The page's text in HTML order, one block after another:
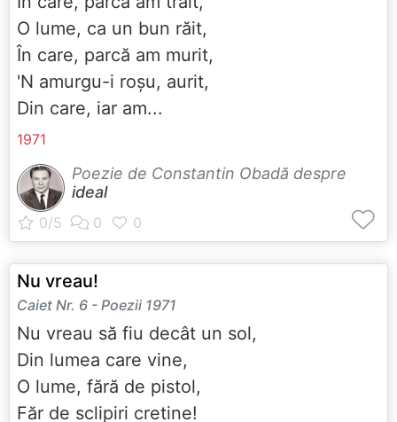
O lume, ca un bun răit,
În care, parcă am murit,
'N amurgu-i roșu, aurit,
Din care, iar am...
1971
Poezie de Constantin Obadă despre
ideal
Nu vreau!
Caiet Nr. 6 - Poezii 1971
Nu vreau să fiu decât un sol,
Din lumea care vine,
O lume, fără de pistol,
Făr de sclipiri cretine!